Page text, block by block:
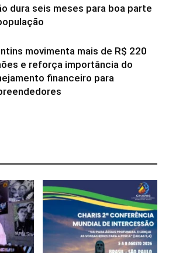
dura seis meses para boa parte
movimenta mais de R$ 220
e reforça importância do
financeiro para